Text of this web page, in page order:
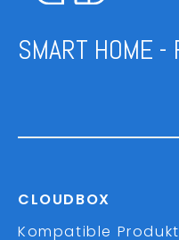
SMART HOME -
CLOUDBOX
Kompatible